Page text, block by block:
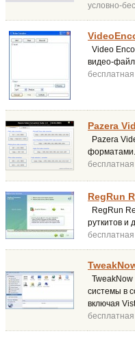
условно-
Video
видео-
бесплатная
Pazera
Pazera
форматами.
бесплатная
RegRun
RegRun
руткитов и
бесплатная
системы в
включая
бесплатная